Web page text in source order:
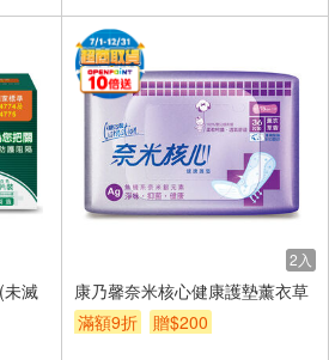
未滅
2入
康乃馨奈米核心健康護墊薰衣草
滿額9折
贈$200